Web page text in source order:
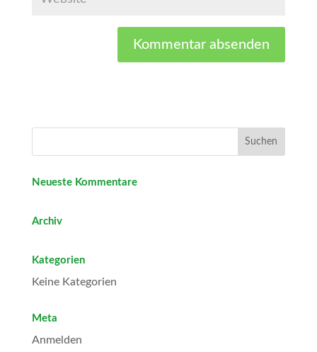
Neueste Kommentare
Archiv
Kategorien
Keine Kategorien
Meta
Anmelden